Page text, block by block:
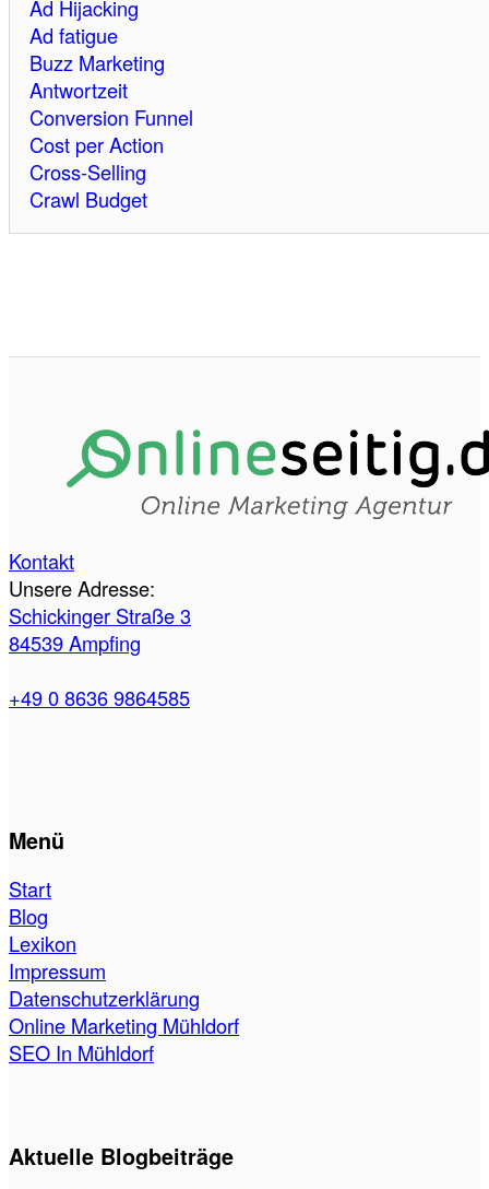
Ad Hijacking
Ad fatigue
Buzz Marketing
Antwortzeit
Conversion Funnel
Cost per Action
Cross-Selling
Crawl Budget
Kontakt
Unsere Adresse:
Schickinger Straße 3
84539 Ampfing
+49 0 8636 9864585
Menü
Start
Blog
Lexikon
Impressum
Datenschutzerklärung
Online Marketing Mühldorf
SEO In Mühldorf
Aktuelle Blogbeiträge